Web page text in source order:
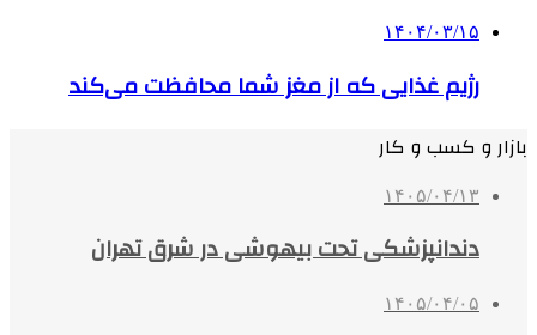
۱۴۰۴/۰۳/۱۵
رژیم غذایی که از مغز شما محافظت می‌کند
بازار و کسب و کار
۱۴۰۵/۰۴/۱۳
دندانپزشکی تحت بیهوشی در شرق تهران
۱۴۰۵/۰۴/۰۵